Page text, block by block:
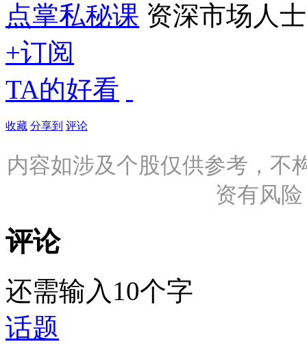
点掌私秘课 资深市场人士
+订阅
TA的好看
收藏 分享到 评论
内容如涉及个股仅供参考，不
资有风
评论
还需输入10个字
话题